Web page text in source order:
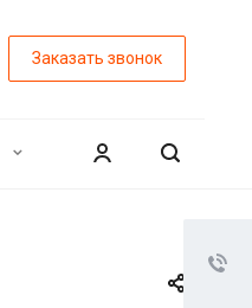
Заказать звонок